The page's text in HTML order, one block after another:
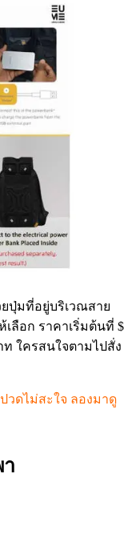
ปุ่มที่อยู่บริเวณสาย
เลือก ราคาเริ่มต้นที่ $
ท ใครสนใจตามไปสั่ง
วดไม่สะใจ ลองมาดู